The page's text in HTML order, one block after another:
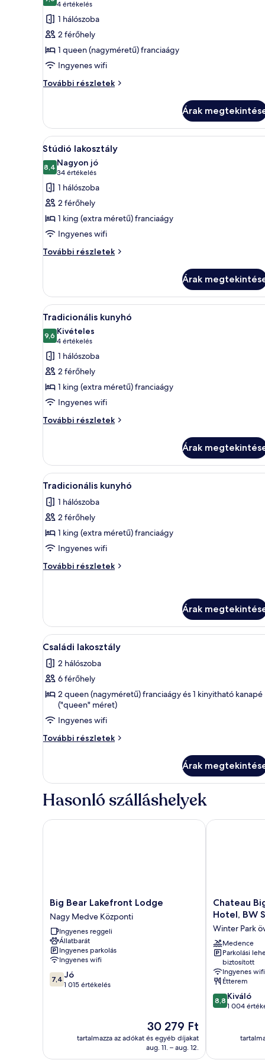
összes
képének
megtekintése:
Gazdaságos
kunyhó
10-ből 9,6
4 értékelés
(4
értékelés)
1 hálószoba
2 férőhely
1 queen (nagyméretű) franciaágy
Ingyenes wifi
További részletek
Gazdaságos
Árak
A
következő
szoba
összes
képének
megtekintése:
Stúdió
lakosztály
Egy hangulatos, fából
19
Stúdió lakosztály
8,410-ből 8,4
Nagyon jó
34 értékelés
(34
értékelés)
1 hálószoba
2 férőhely
1 king (extra méretű) franciaágy
Ingyenes wifi
További részletek
Stúdió
Árak
A
következő
szoba
összes
képének
megtekintése:
Tradicionális
kunyhó
Tradicionális kunyhó |
15
Tradicionális kunyhó
9,610-ből 9,6
Kivételes
4 értékelés
(4
értékelés)
1 hálószoba
2 férőhely
1 king (extra méretű) franciaágy
Ingyenes wifi
További részletek
Tradicionális
Árak
A
következő
szoba
összes
képének
megtekintése:
Tradicionális
kunyhó
Egy egyszerű, vidéki stílusú
6
Tradicionális kunyhó
1 hálószoba
2 férőhely
1 king (extra méretű) franciaágy
Ingyenes wifi
További részletek
Tradicionális
Árak
A
következő
szoba
összes
képének
megtekintése:
Családi
lakosztály
Egy szállodai szoba,
21
Családi lakosztály
2 hálószoba
6 férőhely
2 queen (nagyméretű) franciaágy és 1 kinyitható kanapé
("queen" méret)
Ingyenes wifi
További részletek
Családi
Árak
Hasonló szálláshelyek
Big
Bear
Lakefront
Lodge
Nagy
Medve
Központi
Big Bear Lakefront Lodge
Nagy Medve Központi
Ingyenes reggeli
Állatbarát
Ingyenes parkolás
Ingyenes wifi
7.4
ennyiből:
7,4 Jó
1 015 értékelés
Az
ár
30 279 Ft
30 279 Ft
tartalmazza az adókat és egyéb díjakat
aug. 11. – aug. 12.
Big Bear Lakefront Lodge
Chateau
Big
Boutique
Hotel,
BW
Signature
Collection
Winter
Park
övezet
Chateau
Hotel, BW
Winter Park
Medence
Parkolási
biztosított
Ingyenes wifi
Étterem
8.8
ennyiből:
8,8 Kiváló
1 004
Chateau Big